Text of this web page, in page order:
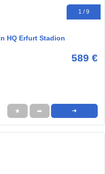
1 / 9
HQ Erfurt Stadion
589 €
★ ➦ ➜